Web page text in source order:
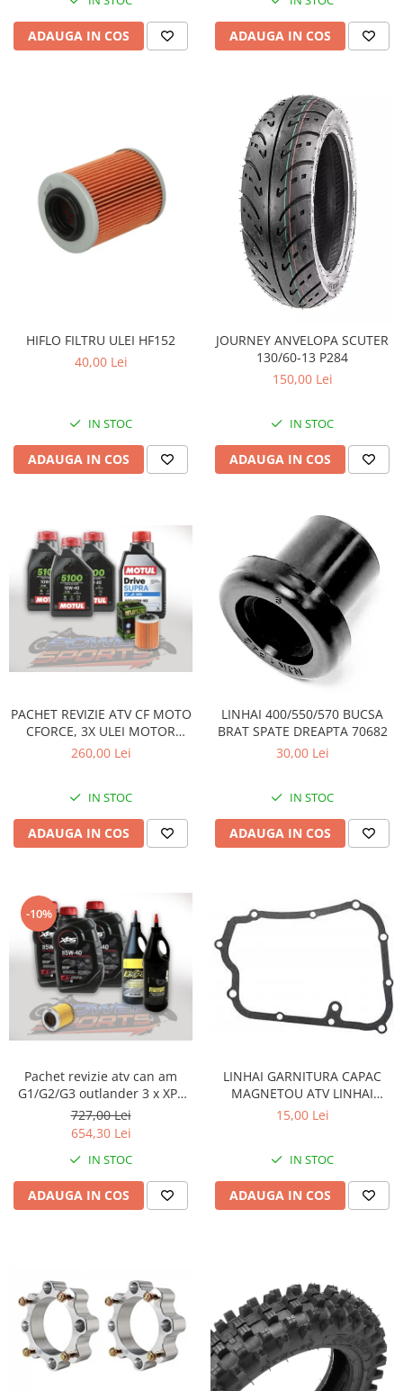
Pompa Presiune
Robinet benzina
Piese Snowmobil
Plastice
Aparatoare
Masti
Pompe Apa
Radiatoare
ventilator
ADAUGA IN COS ADAUGA IN COS
HIFLO FILTRU ULEI HF152
40,00 Lei
IN STOC
ADAUGA IN COS
JOURNEY ANVELOPA SCUTER
130/60-13 P284
150,00 Lei
IN STOC
ADAUGA IN COS
PACHET REVIZIE ATV CF MOTO
CFORCE, 3X ULEI MOTOR
MOTUL 5100 10W40, ULEI
260,00 Lei
IN STOC
ADAUGA IN COS
LINHAI 400/550/570 BUCSA
BRAT SPATE DREAPTA 70682
30,00 Lei
IN STOC
ADAUGA IN COS
-10%
Pachet revizie atv can am
G1/G2/G3 outlander 3 x XPS
can am ulei 5w40 BRP, ULEI
GRUP FATA XPS 75W90, ULEI
GRUP SPATE SI CUTIE
75W140.FILTRU ULEI ORIGINAL
CAN AM
727,00 Lei
654,30 Lei
IN STOC
ADAUGA IN COS
LINHAI GARNITURA CAPAC
MAGNETOU ATV LINHAI
260/300/400 - 23617
15,00 Lei
IN STOC
ADAUGA IN COS